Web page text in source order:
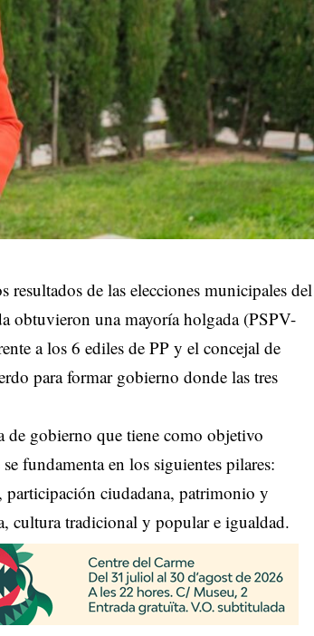
de las elecciones municipales del
obtuvieron una mayoría holgada (PSPV-
a los 6 ediles de PP y el concejal de
para formar gobierno donde las tres
de gobierno que tiene como objetivo
fundamenta en los siguientes pilares:
ciudadana, patrimonio y
cultura tradicional y popular e igualdad.